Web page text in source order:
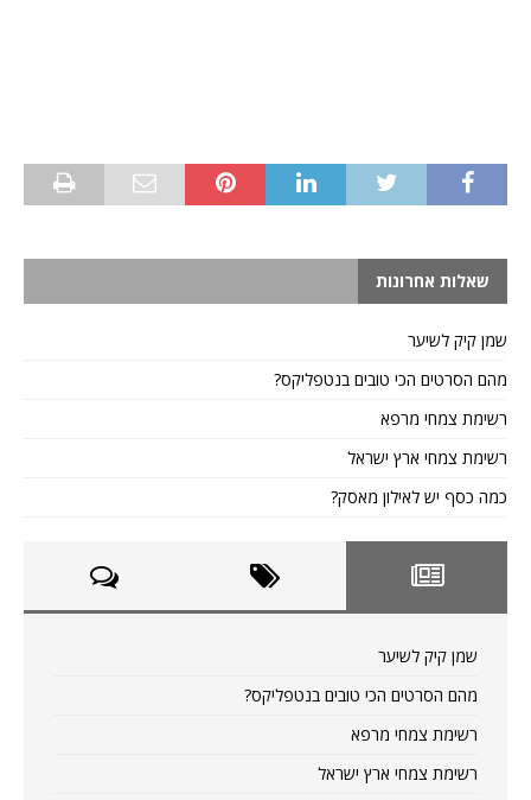
שאלות אחרונות
שמן קיק לשיער
מהם הסרטים הכי טובים בנטפליקס?
רשימת צמחי מרפא
רשימת צמחי ארץ ישראל
כמה כסף יש לאילון מאסק?
שמן קיק לשיער
מהם הסרטים הכי טובים בנטפליקס?
רשימת צמחי מרפא
רשימת צמחי ארץ ישראל